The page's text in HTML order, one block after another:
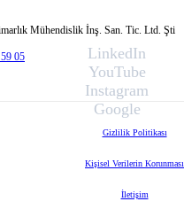
Mühendislik İnş. San. Tic. Ltd. Şti
05
LinkedIn
YouTube
Instagram
Google
Gizlilik Politikası
Kişisel Verilerin Korunması
İletişim